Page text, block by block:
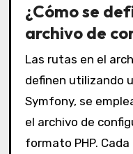
¿Cómo se
archivo de
Las rutas en el
definen utilizando
Symfony, se
el archivo de
formato PHP.